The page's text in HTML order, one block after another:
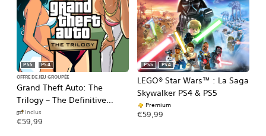
Grand Theft Auto: The
Trilogy – The Definitive
Edition (PS5 & PS4)
PS5
PS4
OFFRE DE JEU GROUPÉE
Inclus
€59,99
LEGO® Star Wars™ : La Saga
Skywalker PS4 & PS5
PS5 PS4
Premium
€59,99